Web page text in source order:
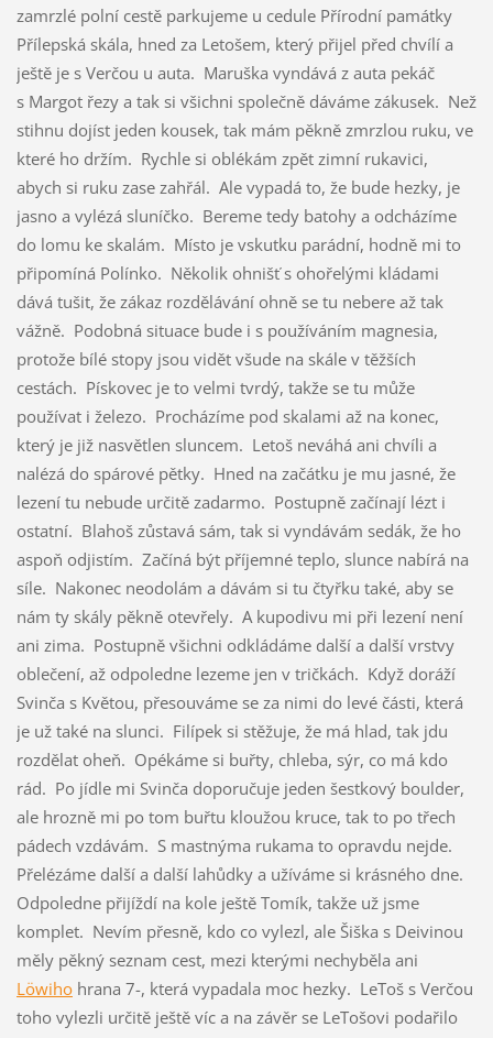
zamrzlé polní cestě parkujeme u cedule Přírodní památky
Přílepská skála, hned za Letošem, který přijel před chvílí a
ještě je s Verčou u auta. Maruška vyndává z auta pekáč
s Margot řezy a tak si všichni společně dáváme zákusek. Než
stihnu dojíst jeden kousek, tak mám pěkně zmrzlou ruku, ve
které ho držím. Rychle si oblékám zpět zimní rukavici,
abych si ruku zase zahřál. Ale vypadá to, že bude hezky, je
jasno a vylézá sluníčko. Bereme tedy batohy a odcházíme
do lomu ke skalám. Místo je vskutku parádní, hodně mi to
připomíná Polínko. Několik ohnišť s ohořelými kládami
dává tušit, že zákaz rozdělávání ohně se tu nebere až tak
vážně. Podobná situace bude i s používáním magnesia,
protože bílé stopy jsou vidět všude na skále v těžších
cestách. Pískovec je to velmi tvrdý, takže se tu může
používat i železo. Procházíme pod skalami až na konec,
který je již nasvětlen sluncem. Letoš neváhá ani chvíli a
nalézá do spárové pětky. Hned na začátku je mu jasné, že
lezení tu nebude určitě zadarmo. Postupně začínají lézt i
ostatní. Blahoš zůstavá sám, tak si vyndávám sedák, že ho
aspoň odjistím. Začíná být příjemné teplo, slunce nabírá na
síle. Nakonec neodolám a dávám si tu čtyřku také, aby se
nám ty skály pěkně otevřely. A kupodivu mi při lezení není
ani zima. Postupně všichni odkládáme další a další vrstvy
oblečení, až odpoledne lezeme jen v tričkách. Když doráží
Svinča s Květou, přesouváme se za nimi do levé části, která
je už také na slunci. Filípek si stěžuje, že má hlad, tak jdu
rozdělat oheň. Opékáme si buřty, chleba, sýr, co má kdo
rád. Po jídle mi Svinča doporučuje jeden šestkový boulder,
ale hrozně mi po tom buřtu kloužou kruce, tak to po třech
pádech vzdávám. S mastnýma rukama to opravdu nejde.
Přelézáme další a další lahůdky a užíváme si krásného dne.
Odpoledne přijíždí na kole ještě Tomík, takže už jsme
komplet. Nevím přesně, kdo co vylezl, ale Šiška s Deivinou
měly pěkný seznam cest, mezi kterými nechyběla ani
Löwihohrana 7-, která vypadala moc hezky. LeToš s Verčou
toho vylezli určitě ještě víc a na závěr se LeTošovi podařilo